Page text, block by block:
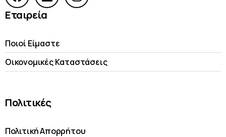
Εταιρεία
Ποιοί Είμαστε
Οικονομικές Kαταστάσεις
Πολιτικές
Πολιτική Απορρήτου